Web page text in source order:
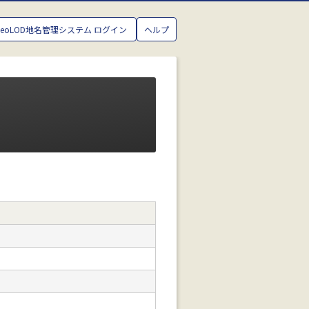
地名管理システム ログイン ヘルプ